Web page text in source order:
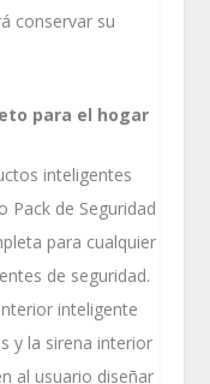
conservar su
para el hogar
inteligentes
Pack de Seguridad
para cualquier
de seguridad.
inteligente
y la sirena interior
al usuario diseñar